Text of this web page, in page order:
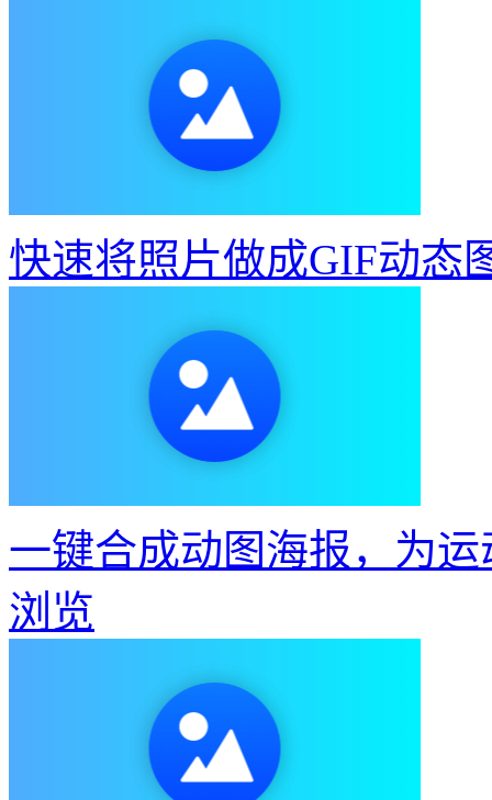
快速将照片做成GIF动态
一键合成动图海报，为
浏览